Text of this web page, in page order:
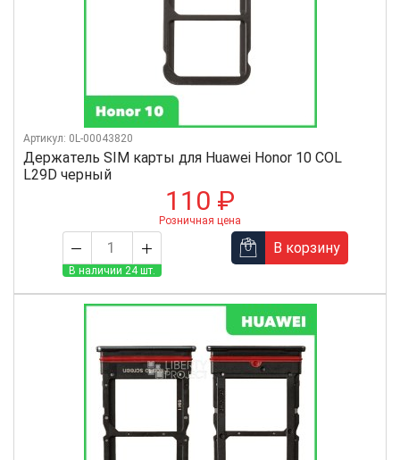
Держатель SIM карты для Huawei Honor 10 COL
L29D черный
Артикул: 0L-00043820
110 ₽
Розничная цена
В наличии 24 шт.
В корзину